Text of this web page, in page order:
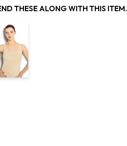
THESE ALONG WITH THIS ITEM.